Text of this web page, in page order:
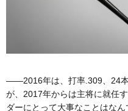
――2016年は、打率.309、24
が、2017年からは主将に就任
ダーにとって大事なことはなん